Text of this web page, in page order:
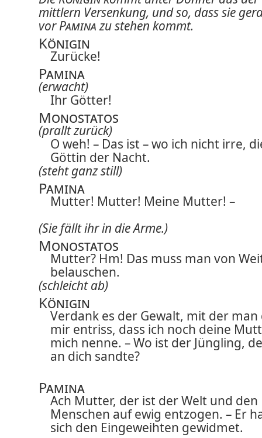
mittlern Versenkung, und so, dass sie
vorPaminazu stehen kommt.
Königin
Zurücke!
Pamina
(erwacht)
Ihr Götter!
Monostatos
(prallt zurück)
O weh! – Das ist – wo ich nicht irre,
Göttin der Nacht.
(steht ganz still)
Pamina
Mutter! Mutter! Meine Mutter! –
(Sie fällt ihr in die Arme.)
Monostatos
Mutter? Hm! Das muss man von
belauschen.
(schleicht ab)
Königin
Verdank es der Gewalt, mit der man
mir entriss, dass ich noch deine
mich nenne. – Wo ist der Jüngling,
an dich sandte?
Pamina
Ach Mutter, der ist der Welt und den
Menschen auf ewig entzogen. – Er
sich den Eingeweihten gewidmet.